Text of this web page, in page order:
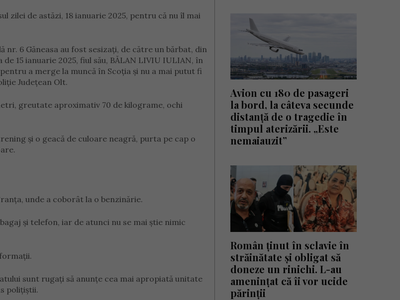
zilei de astăzi, 18 ianuarie 2025, pentru că nu îl mai
nr. 6 Găneasa au fost sesizați, de către un bărbat, din
15 ianuarie 2025, fiul său, BĂLAN LIVIU IULIAN, în
a merge la muncă în Scoția și nu a mai putut fi
Județean Olt.
greutate aproximativ 70 de kilograme, ochi
și o geacă de culoare neagră, purta pe cap o
unde a coborât la o benzinărie.
și telefon, iar de atunci nu se mai știe nimic
sunt rugați să anunțe cea mai apropiată unitate
polițiștii.
Avion cu 180 de pasageri
la bord, la câteva secunde
distanță de o tragedie în
timpul aterizării. „Este
nemaiauzit”
Român ținut în sclavie în
străinătate și obligat să
doneze un rinichi. L-au
amenințat că îi vor ucide
părinții